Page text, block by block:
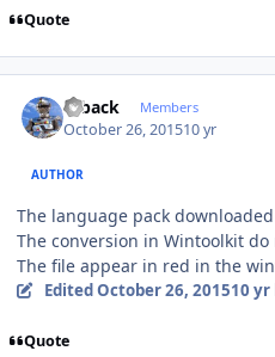
Quote
ryback Members
October 26, 201510 yr
AUTHOR
The language pack
The conversion in Wintoolkit do
The file appear in red in the
EditedOctober 26, 201510 yr
Quote